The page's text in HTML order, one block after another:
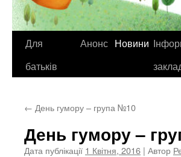
Для
батьків
Анонс Новини
← День гумору – група №10
День гумору –
Дата публікації 1 Квітня, 2016 | Автор